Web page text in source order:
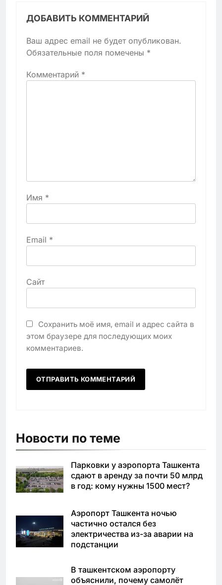
ДОБАВИТЬ КОММЕНТАРИЙ
Ваш адрес email не будет опубликован.
Обязательные поля помечены *
Комментарий *
Имя *
Email *
Сайт
Сохранить моё имя, email и адрес сайта в
этом браузере для последующих моих
комментариев.
Новости по теме
Парковки у аэропорта Ташкента
сдают в аренду за почти 50 млрд
в год: кому нужны 1500 мест?
Аэропорт Ташкента ночью
частично остался без
электричества из-за аварии на
подстанции
В ташкентском аэропорту
объяснили, почему самолёт